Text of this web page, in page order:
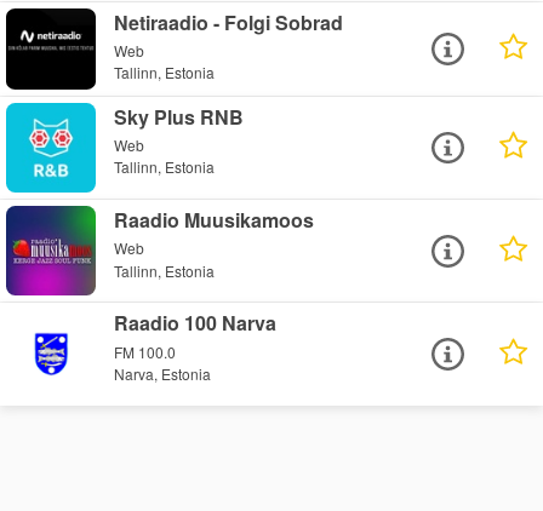
Netiraadio - Folgi Sobrad
Web
Tallinn, Estonia
Sky Plus RNB
Web
Tallinn, Estonia
Raadio Muusikamoos
Web
Tallinn, Estonia
Raadio 100 Narva
FM 100.0
Narva, Estonia